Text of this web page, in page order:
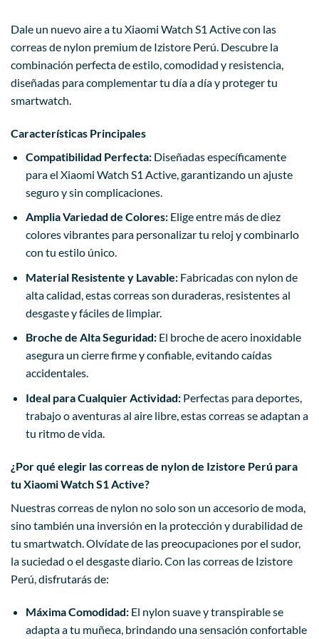
Dale un nuevo aire a tu Xiaomi Watch S1 Active con las
correas de nylon premium de Izistore Perú. Descubre la
combinación perfecta de estilo, comodidad y resistencia,
diseñadas para complementar tu día a día y proteger tu
smartwatch.
Características Principales
Compatibilidad Perfecta:Diseñadas específicamente
para el Xiaomi Watch S1 Active, garantizando un ajuste
seguro y sin complicaciones.
Amplia Variedad de Colores:Elige entre más de diez
colores vibrantes para personalizar tu reloj y combinarlo
con tu estilo único.
Material Resistente y Lavable:Fabricadas con nylon de
alta calidad, estas correas son duraderas, resistentes al
desgaste y fáciles de limpiar.
Broche de Alta Seguridad:El broche de acero inoxidable
asegura un cierre firme y confiable, evitando caídas
accidentales.
Ideal para Cualquier Actividad:Perfectas para deportes,
trabajo o aventuras al aire libre, estas correas se adaptan a
tu ritmo de vida.
¿Por qué elegir las correas de nylon de Izistore Perú para
tu Xiaomi Watch S1 Active?
Nuestras correas de nylon no solo son un accesorio de moda,
sino también una inversión en la protección y durabilidad de
tu smartwatch. Olvídate de las preocupaciones por el sudor,
la suciedad o el desgaste diario. Con las correas de Izistore
Perú, disfrutarás de:
Máxima Comodidad:El nylon suave y transpirable se
adapta a tu muñeca, brindando una sensación confortable